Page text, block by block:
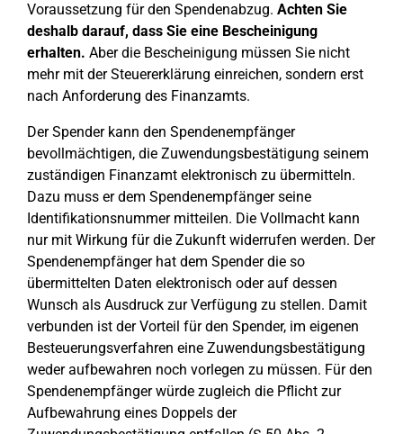
Voraussetzung für den Spendenabzug. Achten Sie
deshalb darauf, dass Sie eine Bescheinigung
erhalten. Aber die Bescheinigung müssen Sie nicht
mehr mit der Steuererklärung einreichen, sondern erst
nach Anforderung des Finanzamts.
Der Spender kann den Spendenempfänger
bevollmächtigen, die Zuwendungsbestätigung seinem
zuständigen Finanzamt elektronisch zu übermitteln.
Dazu muss er dem Spendenempfänger seine
Identifikationsnummer mitteilen. Die Vollmacht kann
nur mit Wirkung für die Zukunft widerrufen werden. Der
Spendenempfänger hat dem Spender die so
übermittelten Daten elektronisch oder auf dessen
Wunsch als Ausdruck zur Verfügung zu stellen. Damit
verbunden ist der Vorteil für den Spender, im eigenen
Besteuerungsverfahren eine Zuwendungsbestätigung
weder aufbewahren noch vorlegen zu müssen. Für den
Spendenempfänger würde zugleich die Pflicht zur
Aufbewahrung eines Doppels der